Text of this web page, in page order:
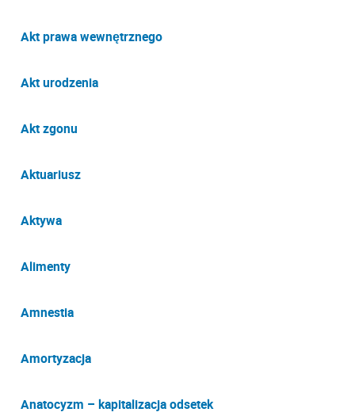
Akt prawa wewnętrznego
Akt urodzenia
Akt zgonu
Aktuariusz
Aktywa
Alimenty
Amnestia
Amortyzacja
Anatocyzm – kapitalizacja odsetek